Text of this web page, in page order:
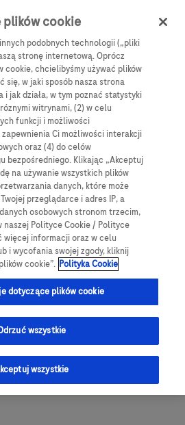
Menu
Articles
were found for:
plików cookie
podobnych technologii („pliki
stronę internetową. Oprócz
cookie, chcielibyśmy używać plików
się, w jaki sposób nasza strona
jak działa, w tym poznać statystyki
witrynami, (2) w celu
funkcji i możliwości
Ci możliwości interakcji
oraz (4) do celów
bezpośredniego. Klikając „Akceptuj
na używanie wszystkich plików
danych, które może
przeglądarce i adres IP, a
osobowych stronom trzecim,
naszej Polityce Cookie / Polityce
więcej informacji oraz w celu
i wycofania swojej zgody, kliknij
cookie”. Polityka Cookie
dotyczące plików cookie
wszystkie
wszystkie